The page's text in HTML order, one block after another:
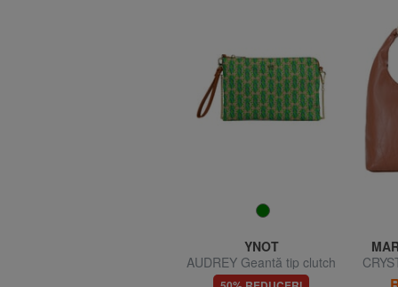
YNOT
AUDREY Geantă tip clutch
cu curea de mână și de